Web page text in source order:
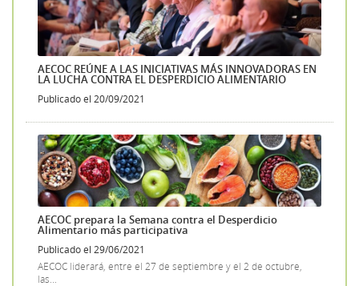
AECOC REÚNE A LAS INICIATIVAS MÁS INNOVADORAS EN
LA LUCHA CONTRA EL DESPERDICIO ALIMENTARIO
Publicado el 20/09/2021
AECOC prepara la Semana contra el Desperdicio
Alimentario más participativa
Publicado el 29/06/2021
AECOC liderará, entre el 27 de septiembre y el 2 de octubre,
las...